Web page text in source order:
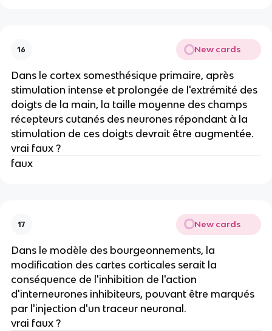
16 New cards
Dans le cortex somesthésique primaire, après
stimulation intense et prolongée de l'extrémité des
doigts de la main, la taille moyenne des champs
récepteurs cutanés des neurones répondant à la
stimulation de ces doigts devrait être augmentée.
vrai faux ?
faux
17 New cards
Dans le modèle des bourgeonnements, la
modification des cartes corticales serait la
conséquence de l'inhibition de l'action
d'interneurones inhibiteurs, pouvant être marqués
par l'injection d'un traceur neuronal.
vrai faux ?